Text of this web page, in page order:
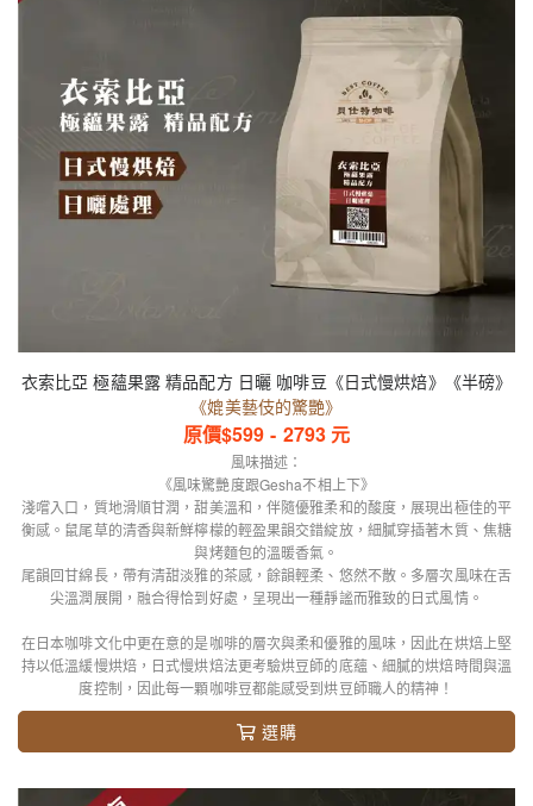
衣索比亞 極蘊果露 精品配方 日曬 咖啡豆《日式慢烘焙》《半磅》
《媲美藝伎的驚艷》
原價$599 - 2793 元
風味描述：
《風味驚艷度跟Gesha不相上下》
淺嚐入口，質地滑順甘潤，甜美溫和，伴隨優雅柔和的酸度，展現出極佳的平
衡感。鼠尾草的清香與新鮮檸檬的輕盈果韻交錯綻放，細膩穿插著木質、焦糖
與烤麵包的溫暖香氣。
尾韻回甘綿長，帶有清甜淡雅的茶感，餘韻輕柔、悠然不散。多層次風味在舌
尖溫潤展開，融合得恰到好處，呈現出一種靜謐而雅致的日式風情。
在日本咖啡文化中更在意的是咖啡的層次與柔和優雅的風味，因此在烘焙上堅
持以低溫緩慢烘焙，日式慢烘焙法更考驗烘豆師的底蘊、細膩的烘焙時間與溫
度控制，因此每一顆咖啡豆都能感受到烘豆師職人的精神！
選購